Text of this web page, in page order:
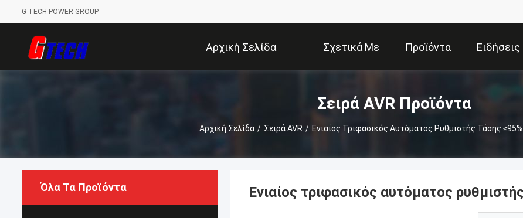
G-TECH POWER GROUP
Αρχική Σελίδα Σχετικά Με
Εμάς
Προϊόντα Ειδήσεις
Σειρά AVR Προϊόντα
Αρχική Σελίδα / Σειρά AVR / Ενιαίος Τριφασικός Αυτόματος Ρυθμιστής Τάσης
Όλα Τα Προϊόντα Ενιαίος τριφασικός αυτόματος